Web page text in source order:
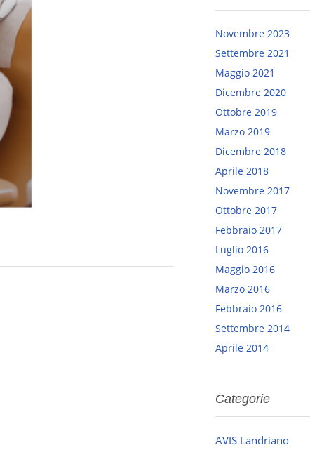
Novembre 2023
Settembre 2021
Maggio 2021
Dicembre 2020
Ottobre 2019
Marzo 2019
Dicembre 2018
Aprile 2018
Novembre 2017
Ottobre 2017
Febbraio 2017
Luglio 2016
Maggio 2016
Marzo 2016
Febbraio 2016
Settembre 2014
Aprile 2014
Categorie
AVIS Landriano